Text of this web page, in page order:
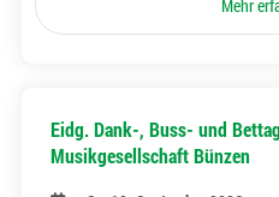
Mehr
Eidg. Dank-, Buss- und
Musikgesellschaft Bünzen